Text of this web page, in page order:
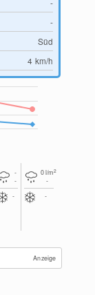
-
-
Süd
4 km/h
-
-
-
0l/m2
-
-
Anzeige